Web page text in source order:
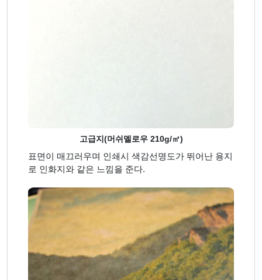
고급지(머쉬멜로우 210g/㎡)
표면이 매끄러우며 인쇄시 색감선명도가 뛰어난 용지
로 인화지와 같은 느낌을 준다.